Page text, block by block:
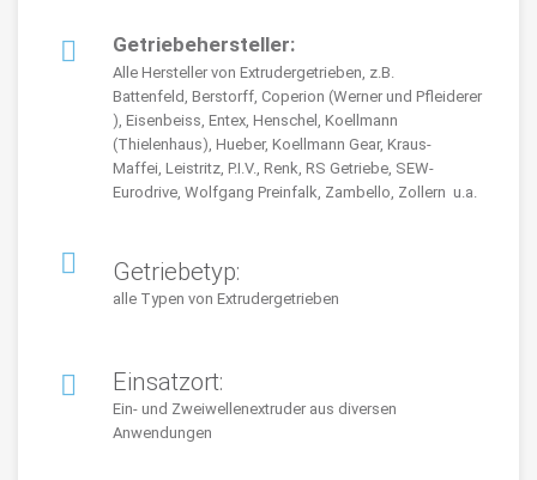
Getriebehersteller:
Alle Hersteller von Extrudergetrieben, z.B.
Battenfeld, Berstorff, Coperion (Werner und Pfleiderer
), Eisenbeiss, Entex, Henschel, Koellmann
(Thielenhaus), Hueber, Koellmann Gear, Kraus-
Maffei, Leistritz, P.I.V., Renk, RS Getriebe, SEW-
Eurodrive, Wolfgang Preinfalk, Zambello, Zollern u.a.
Getriebetyp:
alle Typen von Extrudergetrieben
Einsatzort:
Ein- und Zweiwellenextruder aus diversen
Anwendungen